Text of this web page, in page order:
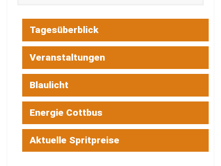
Tagesüberblick
Veranstaltungen
Blaulicht
Energie Cottbus
Aktuelle Spritpreise